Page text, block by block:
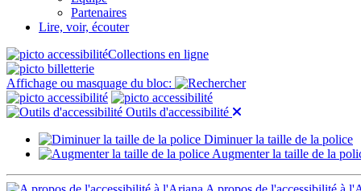
Partenaires
Lire, voir, écouter
Collections en ligne
Affichage ou masquage du bloc:
Outils d'accessibilité
Diminuer la taille de la police
Augmenter la taille de la